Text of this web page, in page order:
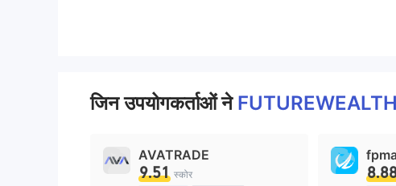
जिन उपयोगकर्ताओं ने
AVATRADE
9.51 स्कोर